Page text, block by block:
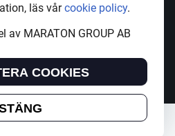
en del av mediakoncernen
läs vårcookie policy.
av MARATON GROUP AB
COOKIES